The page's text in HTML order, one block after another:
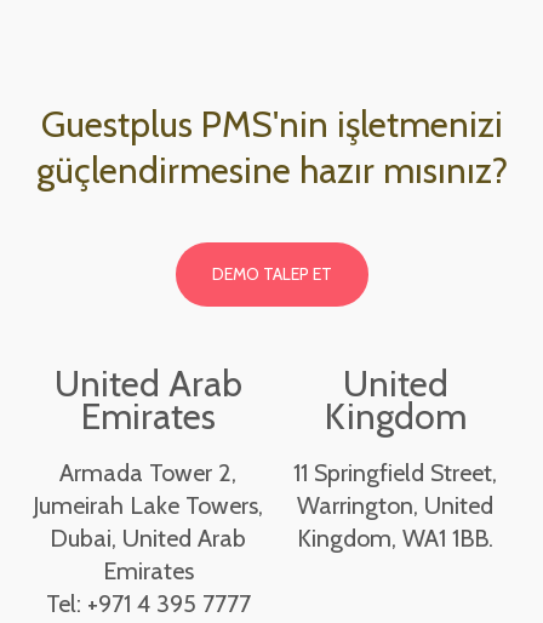
Guestplus PMS'nin işletmenizi
güçlendirmesine hazır mısınız?
DEMO TALEP ET
United Arab
Emirates
Armada Tower 2,
Jumeirah Lake Towers,
Dubai, United Arab
Emirates
Tel: +971 4 395 7777
United
Kingdom
11 Springfield Street,
Warrington, United
Kingdom, WA1 1BB.